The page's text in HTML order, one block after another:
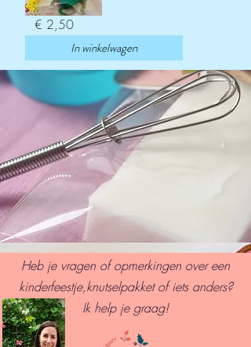
In winkelwagen
€ 2,50
Heb je vragen of opmerkingen over een
kinderfeestje,knutselpakket of iets anders?
Ik help je graag!